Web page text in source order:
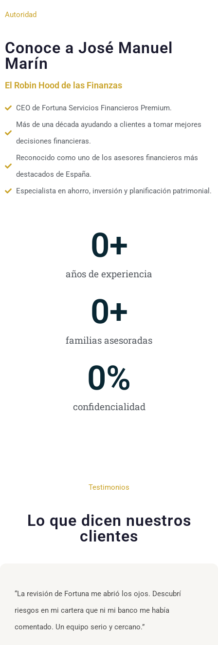
Autoridad
Conoce a José Manuel
Marín
El Robin Hood de las Finanzas
CEO de Fortuna Servicios Financieros Premium.
Más de una década ayudando a clientes a tomar mejores
decisiones financieras.
Reconocido como uno de los asesores financieros más
destacados de España.
Especialista en ahorro, inversión y planificación patrimonial.
años de experiencia
0+
familias asesoradas
0+
confidencialidad
0%
Testimonios
Lo que dicen nuestros
clientes
“La revisión de Fortuna me abrió los ojos. Descubrí
riesgos en mi cartera que ni mi banco me había
comentado. Un equipo serio y cercano.”